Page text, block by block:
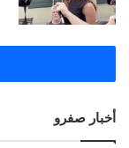
أخبار صفرو